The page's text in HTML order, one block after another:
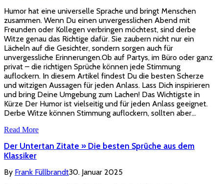
Humor hat eine universelle Sprache und bringt Menschen
zusammen. Wenn Du einen unvergesslichen Abend mit
Freunden oder Kollegen verbringen möchtest, sind derbe
Witze genau das Richtige dafür. Sie zaubern nicht nur ein
Lächeln auf die Gesichter, sondern sorgen auch für
unvergessliche Erinnerungen.Ob auf Partys, im Büro oder ganz
privat – die richtigen Sprüche können jede Stimmung
auflockern. In diesem Artikel findest Du die besten Scherze
und witzigen Aussagen für jeden Anlass. Lass Dich inspirieren
und bring Deine Umgebung zum Lachen! Das Wichtigste in
Kürze Der Humor ist vielseitig und für jeden Anlass geeignet.
Derbe Witze können Stimmung auflockern, sollten aber…
Read More
Der Untertan Zitate » Die besten Sprüche aus dem
Klassiker
By Frank Füllbrandt30. Januar 2025